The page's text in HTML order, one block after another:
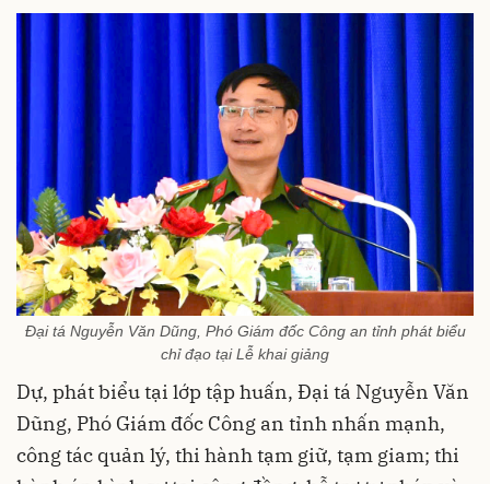
Đại tá Nguyễn Văn Dũng, Phó Giám đốc Công an tỉnh phát biểu
chỉ đạo tại Lễ khai giảng
Dự, phát biểu tại lớp tập huấn, Đại tá Nguyễn Văn
Dũng, Phó Giám đốc Công an tỉnh nhấn mạnh,
công tác quản lý, thi hành tạm giữ, tạm giam; thi